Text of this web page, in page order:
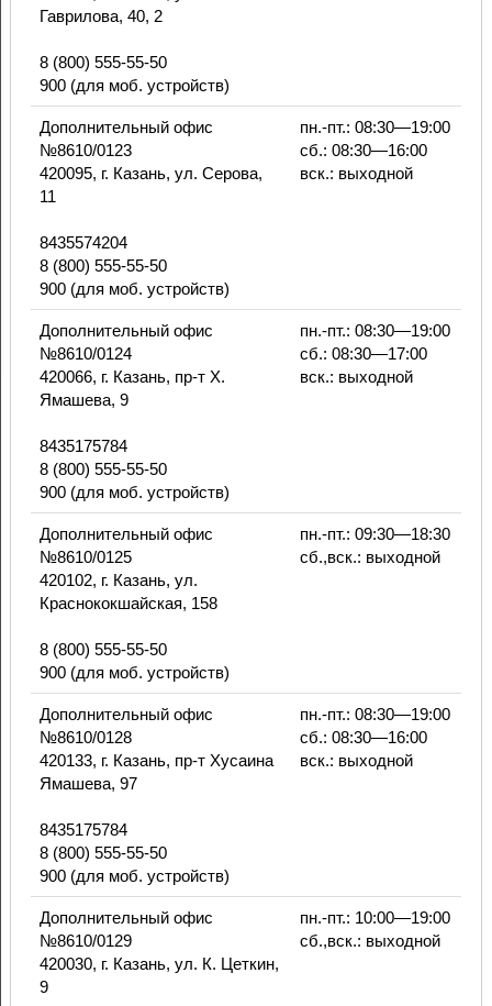
Гаврилова, 40, 2
8 (800) 555-55-50
900 (для моб. устройств)
Дополнительный офис
№8610/0123
420095, г. Казань, ул. Серова,
11
8435574204
8 (800) 555-55-50
900 (для моб. устройств)
пн.-пт.: 08:30—19:00
сб.: 08:30—16:00
вск.: выходной
Дополнительный офис
№8610/0124
420066, г. Казань, пр-т Х.
Ямашева, 9
8435175784
8 (800) 555-55-50
900 (для моб. устройств)
пн.-пт.: 08:30—19:00
сб.: 08:30—17:00
вск.: выходной
Дополнительный офис
№8610/0125
420102, г. Казань, ул.
Краснококшайская, 158
8 (800) 555-55-50
900 (для моб. устройств)
пн.-пт.: 09:30—18:30
сб.,вск.: выходной
Дополнительный офис
№8610/0128
420133, г. Казань, пр-т Хусаина
Ямашева, 97
8435175784
8 (800) 555-55-50
900 (для моб. устройств)
пн.-пт.: 08:30—19:00
сб.: 08:30—16:00
вск.: выходной
Дополнительный офис
№8610/0129
420030, г. Казань, ул. К. Цеткин,
9
пн.-пт.: 10:00—19:00
сб.,вск.: выходной